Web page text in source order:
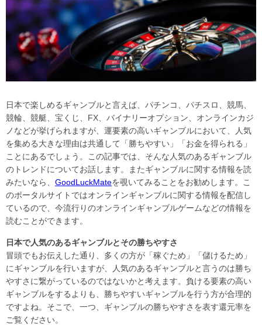
日本で楽しめるギャンブルと言えば、パチンコ、パチスロ、競馬、
競輪、競艇、宝くじ、FX、バイナリーオプション、オンラインカジ
ノなどが挙げられますが、運要素の高いギャンブルにおいて、人気
を集める大きな理由は共通して「勝ちやすい」「お金を得られる」
ことにあるでしょう。この記事では、そんな人気のあるギャンブル
のトレンドについてお話します。またギャンブルに関する情報を読
みたいなら、 GoodLuckMateを覗いてみることをお勧めします。こ
のポータルサイトではオンラインギャンブルに関する情報を配信し
ているので、今流行りのオンラインギャンブルゲームなどの情報を
読むことができます。
日本で人気のあるギャンブルとその勝ちやすさ
冒頭でもお伝えした通り、多くの方が「稼ぐため」「儲けるため」
にギャンブルを行いますが、人気のあるギャンブルと言うのは勝ち
やすさに繋がっているのではないかと考えます。負ける要素の高い
ギャンブルをするよりも、勝ちやすいギャンブルを行う方が合理的
ですよね。そこで、一つ、ギャンブルの勝ちやすさを表す還元率を
ご覧ください。